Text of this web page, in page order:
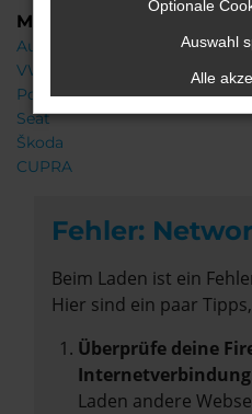
Marken
Audi
VW
Porsche
Seat
Škoda
CUPRA
Fehler:
Beim Laden ist ein
Hier sind ein paar
Überprüfe deine
Laden andere
Optionale
Auswahl
Alle